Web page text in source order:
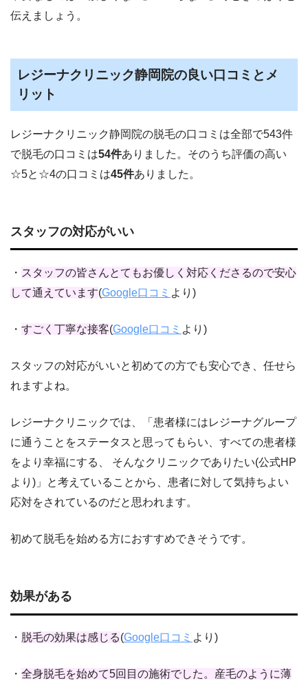
伝えましょう。
レジーナクリニック静岡院の良い口コミとメ
リット
レジーナクリニック静岡 院の脱毛の口コミは全部で543件
で脱毛の口コミは54件ありました。 そのうち評価の高い
☆5と☆4の口コミは45件ありました。
スタッフの対応がいい
・ スタッフの皆さんとてもお優しく対応くださるので安心
して通えています(Google口コミ より)
・ すごく丁寧な接客(Google口コミ より)
スタッフの対応がいいと初めての方でも安心でき、任せら
れますよね。
レジーナクリニックでは、「患者様にはレジーナグループ
に通うことをステータスと思ってもらい、すべての患者様
をより幸福にする、 そんなクリニックでありたい(公式HP
より)」と考えていることから、患者に対して気持ちよい
応対をされているのだと思われます。
初めて脱毛を始める方におすすめできそうです。
効果がある
・ 脱毛の効果は感じる(Google口コミ より)
・ 全身脱毛を始めて5回目の施術でした。産毛のように薄